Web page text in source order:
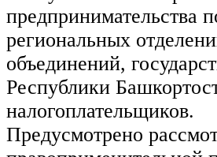
предпринимательства
региональных
объединений,
Республики
налогоплательщиков.
Предусмотрено